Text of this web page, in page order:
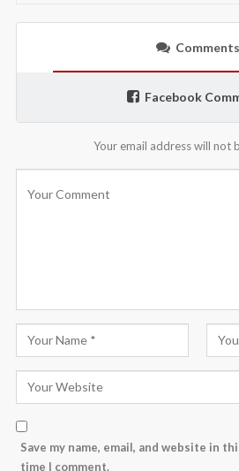
Comments
Facebook
Your email address will not
Save my name, email, and website in
time I comment.